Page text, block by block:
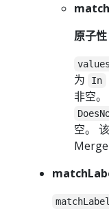
原子
values
为
In
非空
空。
Merge